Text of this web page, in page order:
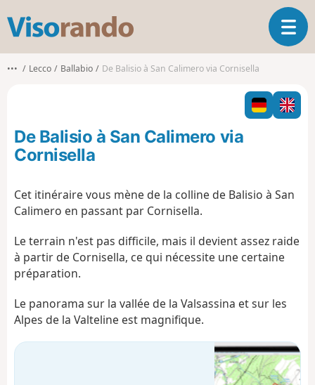
s
o
o
O
u
i
r
l
i
t
••• Lecco Ballabio De Balisio à San Calimero via Cornisella
De Balisio à San Calimero via
Cornisella
Cet itinéraire vous mène de la colline de Balisio à San
Calimero en passant par Cornisella.
Le terrain n'est pas difficile, mais il devient assez raide
à partir de Cornisella, ce qui nécessite une certaine
préparation.
Le panorama sur la vallée de la Valsassina et sur les
Alpes de la Valteline est magnifique.